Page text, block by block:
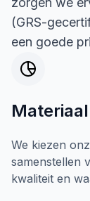
(GRS-
een goede
Materiaal
We kiezen
samenstellen
kwaliteit en